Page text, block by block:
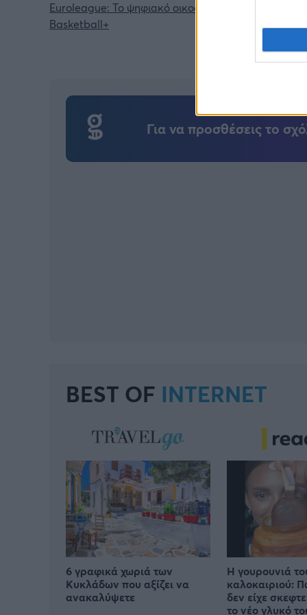
Euroleague: Το ψηφιακό οικοσύστημα φτάνει σε
Basketball+
Για να προσθέσεις το
BEST OF INTERNET
6 γραφικά χωριά των
Κυκλάδων που αξίζει να
ανακαλύψετε
Η γουρουνιά
καλοκαιριού:
δεν είχε
το νέο γλυκό